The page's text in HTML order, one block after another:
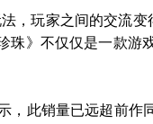
，玩家之间的交流变
珠》不仅仅是一款
此销量已远超前作